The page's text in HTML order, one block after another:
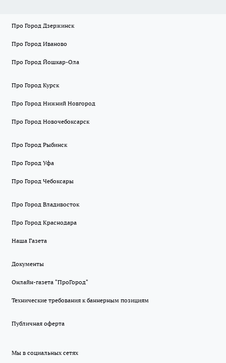
Про Город Дзержинск
Про Город Иваново
Про Город Йошкар-Ола
Про Город Курск
Про Город Нижний Новгород
Про Город Новочебоксарск
Про Город Рыбинск
Про Город Уфа
Про Город Чебоксары
Про Город Владивосток
Про Город Краснодара
Наша Газета
Документы
Онлайн-газета "ПроГород"
Технические требования к баннерным позициям
Публичная оферта
Мы в социальных сетях